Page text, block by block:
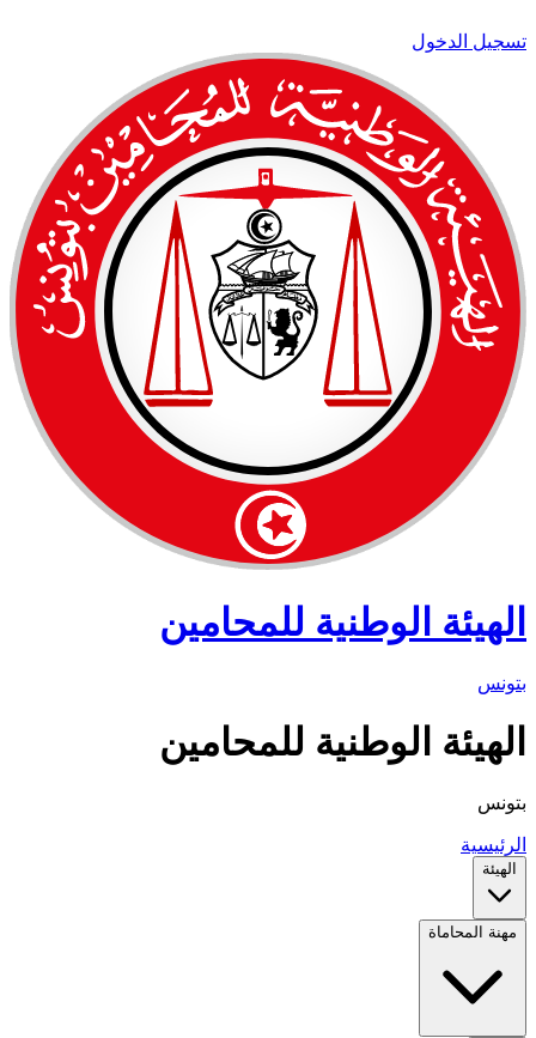
تسجيل الدخول
الهيئة الوطنية للمحامين
بتونس
الهيئة الوطنية للمحامين
بتونس
الرئيسية
الهيئة
مهنة المحاماة